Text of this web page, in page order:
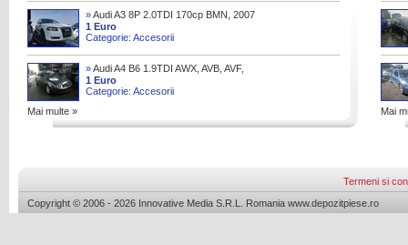
»Audi A3 8P 2.0TDI 170cp BMN, 2007
1 Euro
Categorie: Accesorii
»Audi A4 B6 1.9TDI AWX, AVB, AVF,
BKE, 2003
1 Euro
Categorie: Accesorii
Mai multe »
Mai
Termeni si
Copyright © 2006 - 2026 Innovative Media S.R.L. Romania www.depozitpiese.ro